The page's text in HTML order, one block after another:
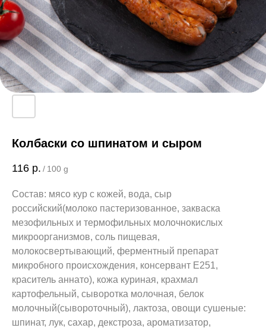
Колбаски со шпинатом и сыром
116 р. / 100 g
Состав: мясо кур с кожей, вода, сыр
российский(молоко пастеризованное, закваска
мезофильных и термофильных молочнокислых
микроорганизмов, соль пищевая,
молокосвертывающий, ферментный препарат
микробного происхождения, консервант Е251,
краситель аннато), кожа куриная, крахмал
картофельный, сыворотка молочная, белок
молочный(сывороточный), лактоза, овощи сушеные:
шпинат, лук, сахар, декстроза, ароматизатор,